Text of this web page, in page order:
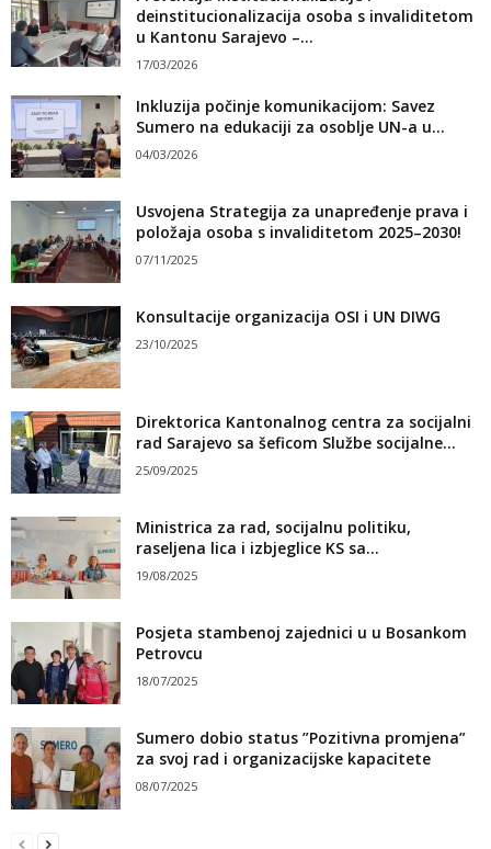
deinstitucionalizacija osoba s invaliditetom
u Kantonu Sarajevo –...
17/03/2026
Inkluzija počinje komunikacijom: Savez
Sumero na edukaciji za osoblje UN-a u...
04/03/2026
Usvojena Strategija za unapređenje prava i
položaja osoba s invaliditetom 2025–2030!
07/11/2025
Konsultacije organizacija OSI i UN DIWG
23/10/2025
Direktorica Kantonalnog centra za socijalni
rad Sarajevo sa šeficom Službe socijalne...
25/09/2025
Ministrica za rad, socijalnu politiku,
raseljena lica i izbjeglice KS sa...
19/08/2025
Posjeta stambenoj zajednici u u Bosankom
Petrovcu
18/07/2025
Sumero dobio status ”Pozitivna promjena”
za svoj rad i organizacijske kapacitete
08/07/2025